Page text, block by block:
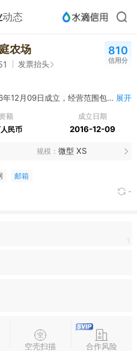
动态
农场
发票抬头
810
信用分
简介：宣汉县维维养殖家庭农场,2016年12月09日成立，经营范围包括生猪养殖、销售。（依法须经批准的项目，经相关部门批准后方可开展经营活动） 展开
额
民币
成立日期
2016-12-09
规模 微型 XS
邮箱
-
1
空壳扫描 合作风险